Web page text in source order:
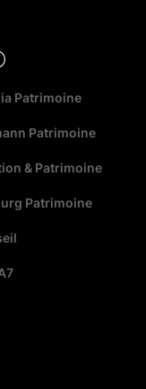
Patrimoine
Patrimoine
& Patrimoine
Patrimoine